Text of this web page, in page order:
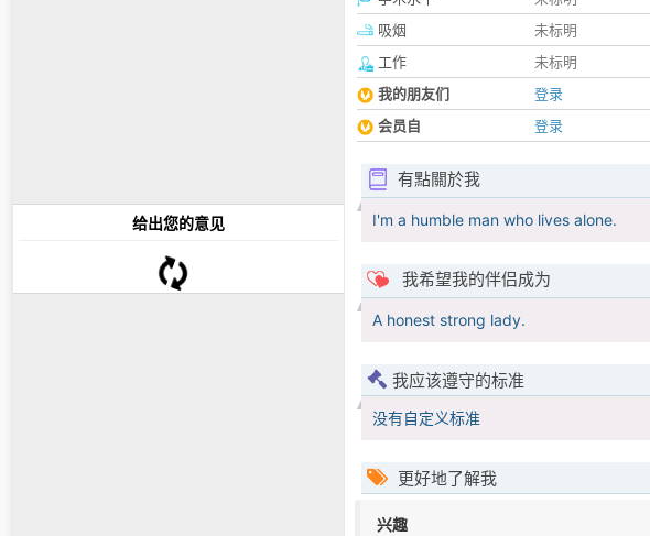
给出您的意见
吸烟
未标明
工作
未标明
我的朋友们
登录
会员自
登录
有點關於我
I'm a humble man who lives alone.
我希望我的伴侣成为
A honest strong lady.
我应该遵守的标准
没有自定义标准
更好地了解我
兴趣